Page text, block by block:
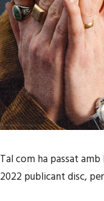
Tal com ha passat amb
2022 publicant disc,